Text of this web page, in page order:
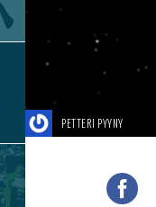
PETTERI PYYNY